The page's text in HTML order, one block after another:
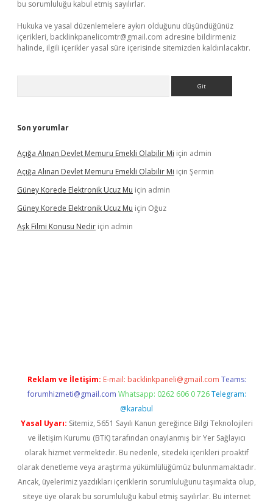
bu sorumluluğu kabul etmiş sayılırlar.
Hukuka ve yasal düzenlemelere aykırı olduğunu düşündüğünüz
içerikleri, backlinkpanelicomtr@gmail.com adresine bildirmeniz
halinde, ilgili içerikler yasal süre içerisinde sitemizden kaldırılacaktır.
Son yorumlar
Açığa Alınan Devlet Memuru Emekli Olabilir Mi için admin
Açığa Alınan Devlet Memuru Emekli Olabilir Mi için Şermin
Güney Korede Elektronik Ucuz Mu için admin
Güney Korede Elektronik Ucuz Mu için Oğuz
Aşk Filmi Konusu Nedir için admin
Reklam ve İletişim: E-mail: backlinkpaneli@gmail.com Teams:
forumhizmeti@gmail.com Whatsapp: 0262 606 0 726 Telegram:
@karabul
Yasal Uyarı: Sitemiz, 5651 Sayılı Kanun gereğince Bilgi Teknolojileri
ve İletişim Kurumu (BTK) tarafından onaylanmış bir Yer Sağlayıcı
olarak hizmet vermektedir. Bu nedenle, sitedeki içerikleri proaktif
olarak denetleme veya araştırma yükümlülüğümüz bulunmamaktadır.
Ancak, üyelerimiz yazdıkları içeriklerin sorumluluğunu taşımakta olup,
siteye üye olarak bu sorumluluğu kabul etmiş sayılırlar. Bu internet